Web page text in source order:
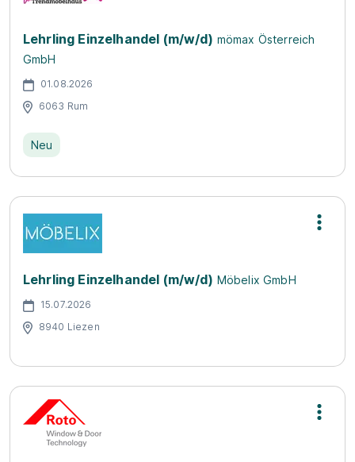
Lehrling Einzelhandel (m/w/d) mömax Österreich
GmbH
01.08.2026
6063 Rum
Neu
Lehrling Einzelhandel (m/w/d) Möbelix GmbH
15.07.2026
8940 Liezen